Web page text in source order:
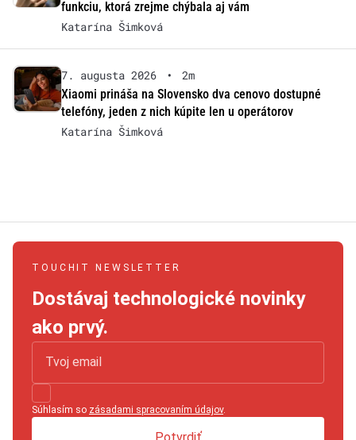
funkciu, ktorá zrejme chýbala aj vám
Katarína Šimková
7. augusta 2026 •
2m
Xiaomi prináša na Slovensko dva cenovo dostupné
telefóny, jeden z nich kúpite len u operátorov
Katarína Šimková
TOUCHIT NEWSLETTER
Dostávaj technologické novinky
ako prvý.
Súhlasím so zásadami spracovaním údajov.